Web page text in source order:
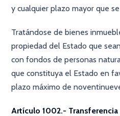
y cualquier plazo mayor que
Tratándose de bienes
propiedad del Estado que
con fondos de personas
que constituya el Estado en
plazo máximo de
Artículo 1002.-